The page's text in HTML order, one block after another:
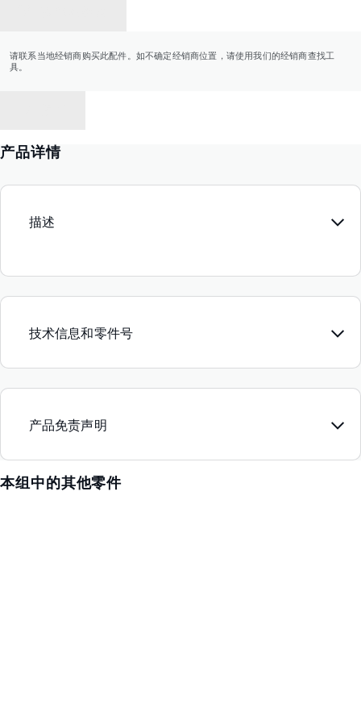
请联系当地经销商购买此配件。如不确定经销商位置，请使用我们的经销商查找工
具。
产品详情
描述
技术信息和零件号
产品免责声明
本组中的其他零件